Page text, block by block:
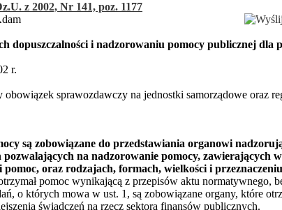
z 2002, Nr 141, poz. 1177
dopuszczalności i nadzorowaniu pomocy publicznej dla
r.
obowiązek sprawozdawczy na jednostki samorządowe oraz
są zobowiązane do przedstawiania organowi
na nadzorowanie pomocy, zawierających
oraz rodzajach, formach, wielkości i
pomoc wynikającą z przepisów aktu normatywnego,
o których mowa w ust. 1, są zobowiązane organy, które
świadczeń na rzecz sektora finansów publicznych.